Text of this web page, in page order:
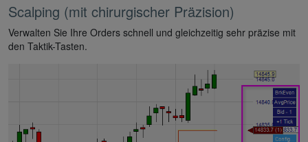
Scalping (mit chirurgischer Präzision)
Verwalten Sie Ihre Orders schnell und gleichzeitig sehr präzise mit
den Taktik-Tasten.